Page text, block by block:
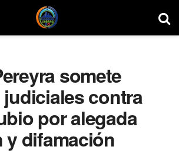
somete
contra
por alegada
y difamación